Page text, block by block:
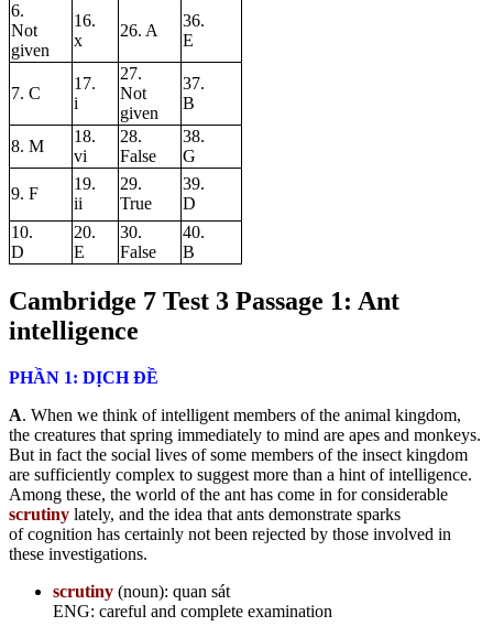
6.
Not
given
16.
x
26. A
36.
E
7. C
17.
i
27.
Not
given
37.
B
8. M
18.
vi
28.
False
38.
G
9. F
19.
ii
29.
True
39.
D
10.
D
20.
E
30.
False
40.
B
Cambridge 7 Test 3 Passage 1: Ant
intelligence
PHẦN 1: DỊCH ĐỀ
A. When we think of intelligent members of the animal kingdom,
the creatures that spring immediately to mind are apes and monkeys.
But in fact the social lives of some members of the insect kingdom
are sufficiently complex to suggest more than a hint of intelligence.
Among these, the world of the ant has come in for considerable
scrutiny lately, and the idea that ants demonstrate sparks
of cognition has certainly not been rejected by those involved in
these investigations.
scrutiny (noun): quan sát
ENG: careful and complete examination